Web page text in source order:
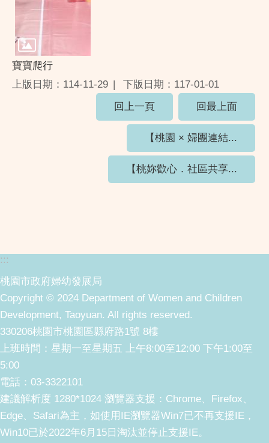
寶寶爬行
上版日期：114-11-29
下版日期：117-01-01
回上一頁
回最上面
【桃園 × 婦團連結...
【桃妳歡心．社區共享...
:::
桃園市政府婦幼發展局
Copyright © 2024 Department of Women and Children
Development, Taoyuan. All rights reserved.
330206桃園市桃園區縣府路1號 8樓
上班時間：星期一至星期五 上午8:00至12:00 下午1:00至
5:00
電話：03-3322101
建議解析度 1280*1024 瀏覽器支援：Chrome、Firefox、
Edge、Safari為主，如使用IE瀏覽器Win7已不再支援IE，
Win10已於2022年6月15日淘汰並停止支援IE。